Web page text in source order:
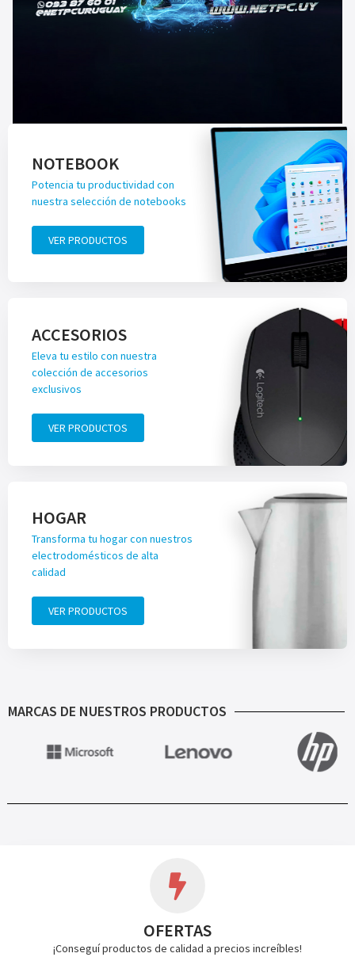
NOTEBOOK
Potencia tu productividad con
nuestra selección de notebooks
VER PRODUCTOS
ACCESORIOS
Eleva tu estilo con nuestra
colección de accesorios
exclusivos
VER PRODUCTOS
HOGAR
Transforma tu hogar con nuestros
electrodomésticos de alta
calidad
VER PRODUCTOS
MARCAS DE NUESTROS PRODUCTOS
OFERTAS
¡Conseguí productos de calidad a precios increíbles!